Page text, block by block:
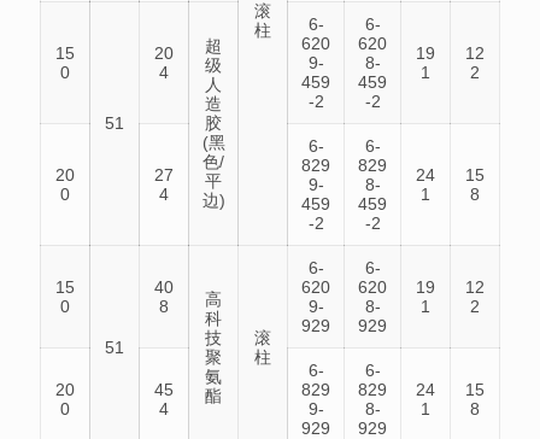
滚
柱
15
0
51
20
4
超
级
人
造
胶
(黑
色/
平
边)
6-
620
9-
459
-2
6-
620
8-
459
-2
19
1
12
2
20
0
27
4
6-
829
9-
459
-2
6-
829
8-
459
-2
24
1
15
8
15
0
51
40
8
高
科
技
聚
氨
酯
滚
柱
6-
620
9-
929
6-
620
8-
929
19
1
12
2
20
0
45
4
6-
829
9-
929
6-
829
8-
929
24
1
15
8